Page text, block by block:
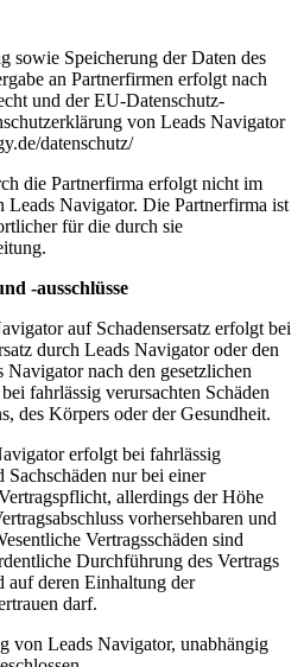
sowie Speicherung der Daten des
an Partnerfirmen erfolgt nach
und der EU-Datenschutz-
von Leads Navigator
datenschutz/
die Partnerfirma erfolgt nicht im
Navigator. Die Partnerfirma ist
für die durch sie
-ausschlüsse
auf Schadensersatz erfolgt bei
durch Leads Navigator oder den
nach den gesetzlichen
fahrlässig verursachten Schäden
des Körpers oder der Gesundheit.
erfolgt bei fahrlässig
Sachschäden nur bei einer
allerdings der Höhe
vorhersehbaren und
Vertragsschäden sind
Durchführung des Vertrags
auf deren Einhaltung der
darf.
von Leads Navigator, unabhängig